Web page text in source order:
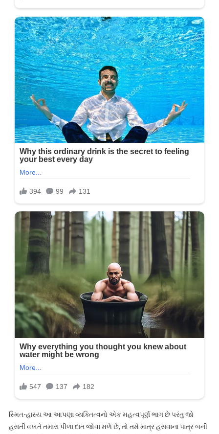
જેવા
ચમકતા…
સ્મિત-હાસ્ય આ આપણા વ્યક્તિત્વનો એક મહત્વપૂર્ણ ભાગ છે પરંતુ જો
હસતી વખતે તમારા પીળા દાંત જોવા મળે છે, તો તમે માત્ર હસવાના પાત્ર બની